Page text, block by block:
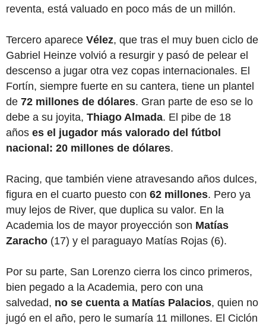
reventa, está valuado en poco más de un millón.
Tercero aparece Vélez, que tras el muy buen ciclo de
Gabriel Heinze volvió a resurgir y pasó de pelear el
descenso a jugar otra vez copas internacionales. El
Fortín, siempre fuerte en su cantera, tiene un plantel
de 72 millones de dólares. Gran parte de eso se lo
debe a su joyita, Thiago Almada. El pibe de 18
años es el jugador más valorado del fútbol
nacional: 20 millones de dólares.
Racing, que también viene atravesando años dulces,
figura en el cuarto puesto con 62 millones. Pero ya
muy lejos de River, que duplica su valor. En la
Academia los de mayor proyección son Matías
Zaracho (17) y el paraguayo Matías Rojas (6).
Por su parte, San Lorenzo cierra los cinco primeros,
bien pegado a la Academia, pero con una
salvedad, no se cuenta a Matías Palacios, quien no
jugó en el año, pero le sumaría 11 millones. El Ciclón